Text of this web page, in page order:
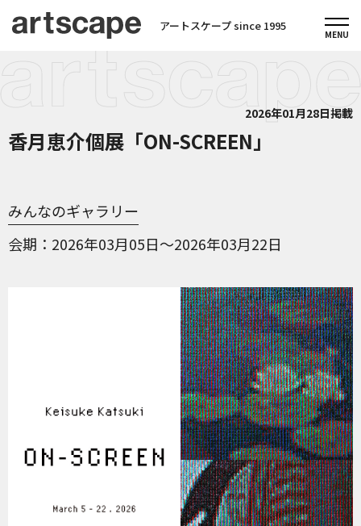
アートスケープ since 1995
2026年01月28日掲載
香月恵介個展「ON-SCREEN」
みんなのギャラリー
会期
2026年03月05日～2026年03月22日